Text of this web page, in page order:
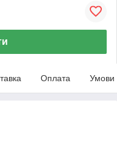
Оплата Умови